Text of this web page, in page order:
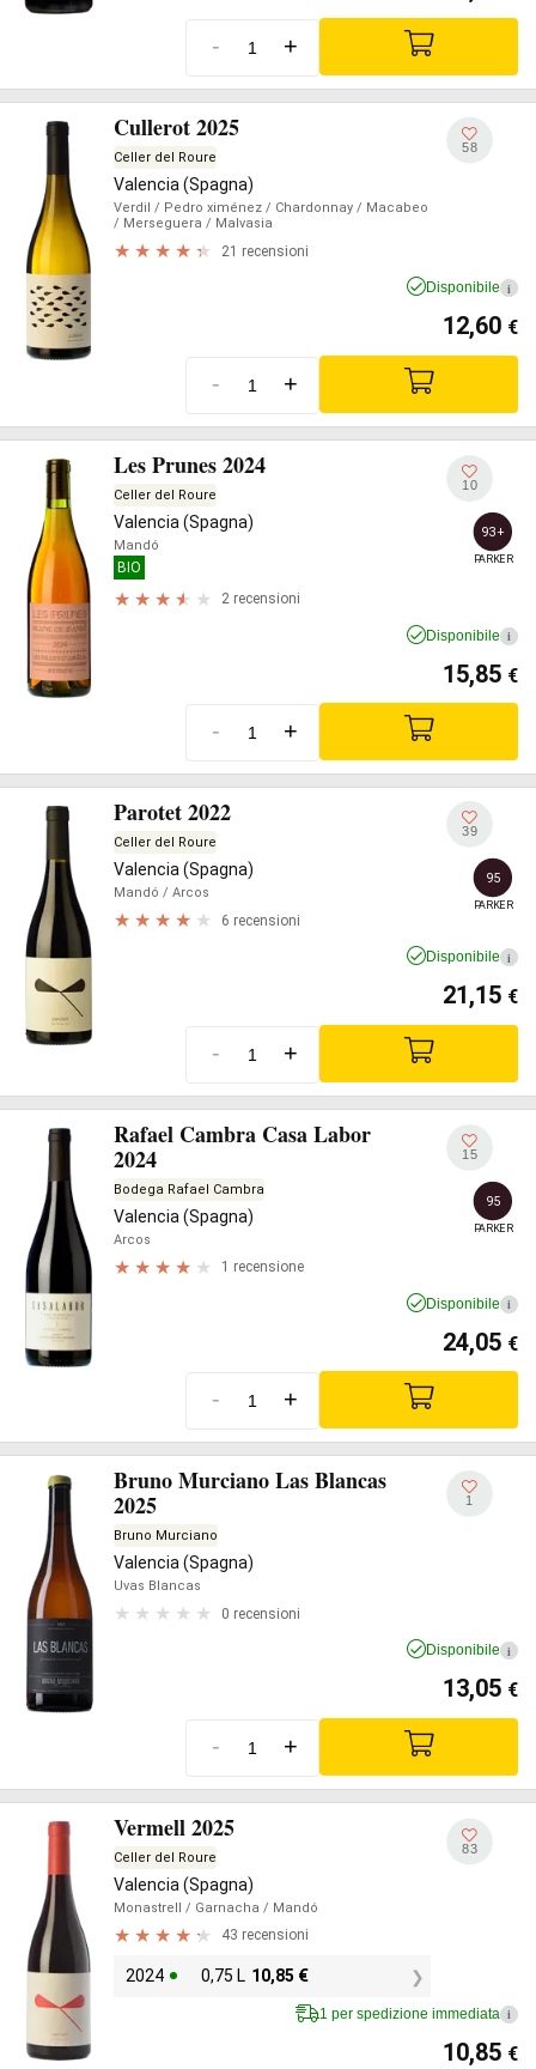
- +
Cullerot 2025
Celler del Roure
Valencia (Spagna)
Verdil / Pedro ximénez / Chardonnay / Macabeo
/ Merseguera / Malvasia
21 recensioni
58
Disponibile i
12,60 €
- +
Les Prunes 2024
Celler del Roure
Valencia (Spagna)
Mandó
BIO
2 recensioni
10
93+
PARKER
Disponibile i
15,85 €
- +
Parotet 2022
Celler del Roure
Valencia (Spagna)
Mandó / Arcos
6 recensioni
39
95
PARKER
Disponibile i
21,15 €
- +
Rafael Cambra Casa Labor
2024
Bodega Rafael Cambra
Valencia (Spagna)
Arcos
1 recensione
15
95
PARKER
Disponibile i
24,05 €
- +
Bruno Murciano Las Blancas
2025
Bruno Murciano
Valencia (Spagna)
Uvas Blancas
0 recensioni
1
Disponibile i
13,05 €
- +
Vermell 2025
Celler del Roure
Valencia (Spagna)
Monastrell / Garnacha / Mandó
43 recensioni
2024 0,75 L 10,85 €
83
1 per spedizione immediata i
10,85 €